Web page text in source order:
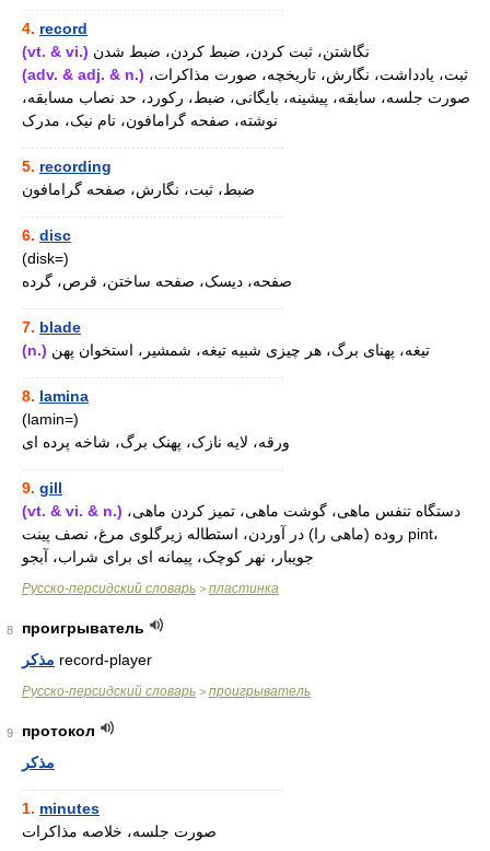
4. record
(vt. & vi.) نگاشتن، ثبت کردن، ضبط کردن، ضبط شدن
(adv. & adj. & n.)
صورت جلسه، سابقه، پیشینه، بایگانی، ضبط، رکورد، حد نصاب مسابقه،
نوشته، صفحه گرامافون، نام نیک، مدرک
5. recording
ضبط، ثبت، نگارش، صفحه گرامافون
6. disc
(disk=)
صفحه، دیسک، صفحه ساختن، قرص، گرده
7. blade
(n.) تیغه، پهنای برگ، هر چیزی شبیه تیغه، شمشیر، استخوان پهن
8. lamina
(lamin=)
ورقه، لایه نازک، پهنک برگ، شاخه پرده ای
9. gill
(vt. & vi. & n.)
روده (ماهی را) در آوردن، استطاله زیرگلوی مرغ، نصف پینت pint،
جویبار، نهر کوچک، پیمانه ای برای شراب، آبجو
Русско-персидский словарь > пластинка
8
проигрыватель
مذکر record-player
Русско-персидский словарь > проигрыватель
9
протокол
مذکر
1. minutes
صورت جلسه، خلاصه مذاکرات